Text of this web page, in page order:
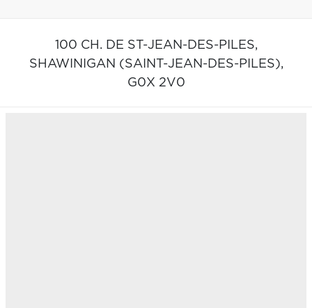
100 CH. DE ST-JEAN-DES-PILES,
SHAWINIGAN (SAINT-JEAN-DES-PILES),
G0X 2V0